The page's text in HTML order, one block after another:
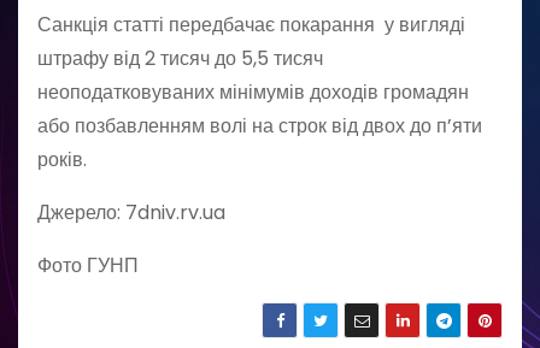
Санкція статті передбачає покарання у вигляді
штрафу від 2 тисяч до 5,5 тисяч
неоподатковуваних мінімумів доходів громадян
або позбавленням волі на строк від двох до п’яти
років.
Джерело: 7dniv.rv.ua
Фото ГУНП